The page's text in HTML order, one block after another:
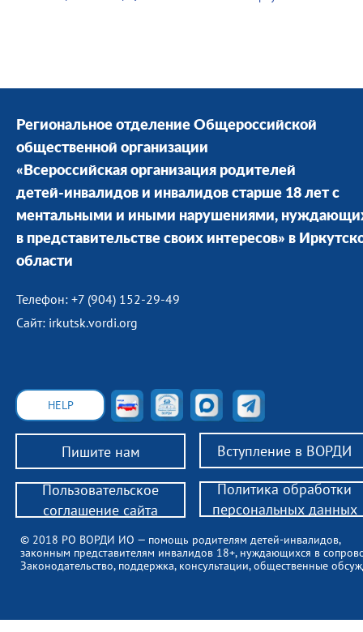
Региональное отделение Общероссийской
общественной организации
«Всероссийская организация родителей
детей-инвалидов и инвалидов старше 18 лет с
ментальными и иными нарушениями,
в представительстве своих интересов» в
области
Телефон: +7 (904) 152-29-49
Сайт: irkutsk.vordi.org
Пишите нам Вступление в ВОРДИ
© 2018 РО ВОРДИ ИО — помощь родителям детей-инвалидов,
законным представителям инвалидов 18+, нуждающихся в
Законодательство, поддержка, консультации, общественные
HELP
Пользовательское
соглашение сайта
Политика обработки
персональных данных